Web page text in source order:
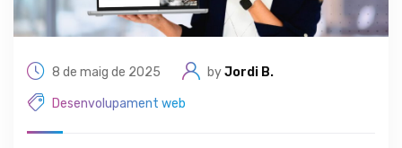
8 de maig de 2025 byJordi B.
Desenvolupament web